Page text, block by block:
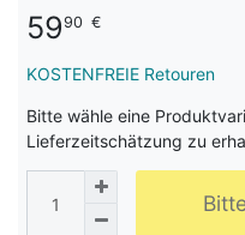
5990 €
KOSTENFREIE Retouren
Bitte wähle eine
Lieferzeitschätzung zu